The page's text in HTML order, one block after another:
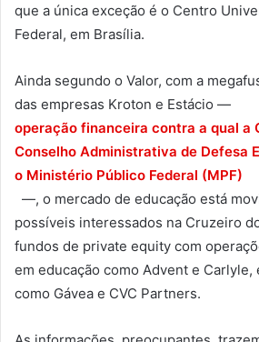
que­ a única exceção é o Centro
Federal, em Brasília.
Ainda segundo o Valor, com a
das empresas Kroton e Estácio —
operação financeira contra a qual a
Conselho Administrativa de Defesa
o Ministério Público Federal (MPF)
—, o mercado de educação está
possíveis interessados na Cruzeiro
fundos de private equity com
em educação como Advent e Carlyle,
como Gávea e CVC Partners.